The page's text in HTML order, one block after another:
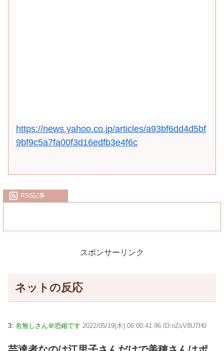
https://news.yahoo.co.jp/articles/a93bf6dd4d5bf
9bf9c5a7fa00f3d16edfb3e4f6c
RSS記事
スポンサーリンク
ネットの反応
3: 名無しさん＠恐縮です 2022/05/19(木) 06:00:41.96 ID:nZsV8U7H0